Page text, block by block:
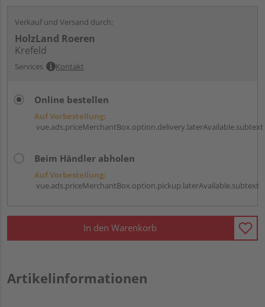
Verkauf und Versand durch:
HolzLand Roeren
Krefeld
Services Kontakt
Online bestellen
Auf Vorbestellung:
vue.ads.priceMerchantBox.option.delivery.laterAvailable.subtext
Beim Händler abholen
Auf Vorbestellung:
vue.ads.priceMerchantBox.option.pickup.laterAvailable.subtext
In den Warenkorb
Artikelinformationen